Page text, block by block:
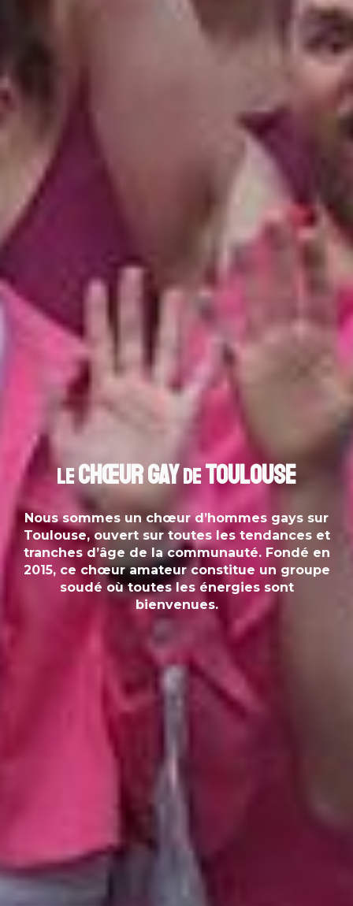
LeChœur GaydeToulouse
Nous sommes un chœur d’hommes gays sur
Toulouse, ouvert sur toutes les tendances et
tranches d’âge de la communauté. Fondé en
2015, ce chœur amateur constitue un groupe
soudé où toutes les énergies sont
bienvenues.